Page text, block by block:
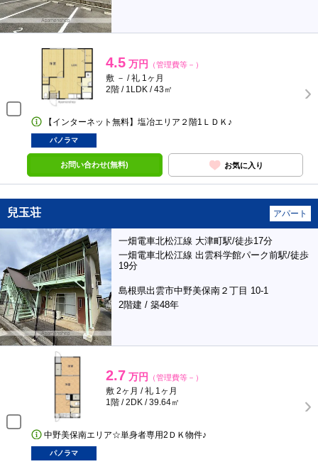
4.5 万円 （管理費等－）
敷 － / 礼 1ヶ月
2階 / 1LDK / 43㎡
【インターネット無料】塩冶エリア２階1ＬＤＫ♪
パノラマ
お問い合わせ(無料) お気に入り
兒玉荘 アパート
一畑電車北松江線 大津町駅/徒歩17分
一畑電車北松江線 出雲科学館パーク前駅/徒歩
19分
島根県出雲市中野美保南２丁目 10-1
2階建 / 築48年
2.7 万円 （管理費等－）
敷 2ヶ月 / 礼 1ヶ月
1階 / 2DK / 39.64㎡
中野美保南エリア☆単身者専用2ＤＫ物件♪
パノラマ